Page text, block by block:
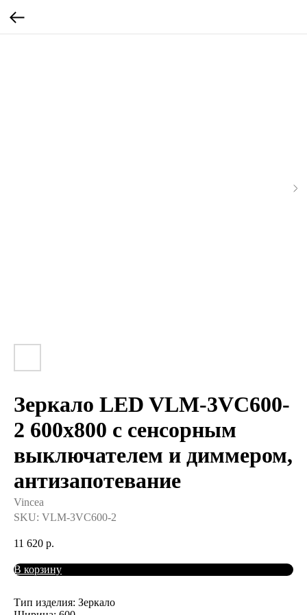
Зеркало LED VLM-3VC600-
2 600х800 c сенсорным
выключателем и диммером,
антизапотевание
Vincea
SKU: VLM-3VC600-2
11 620 р.
В корзину
Тип изделия: Зеркало